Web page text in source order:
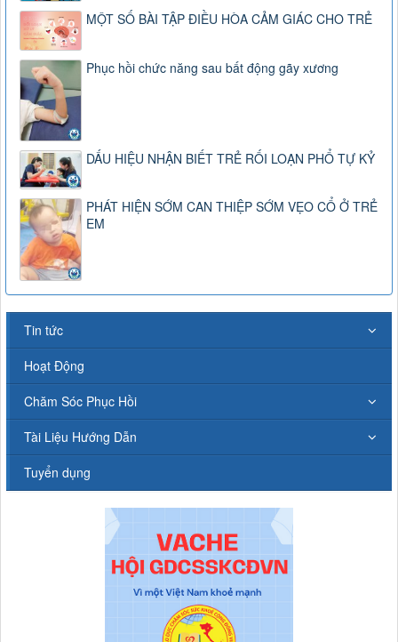
MỘT SỐ BÀI TẬP ĐIỀU HÒA CẢM GIÁC CHO TRẺ
Phục hồi chức năng sau bất động gãy xương
DẤU HIỆU NHẬN BIẾT TRẺ RỐI LOẠN PHỔ TỰ KỶ
PHÁT HIỆN SỚM CAN THIỆP SỚM VẸO CỔ Ở TRẺ
EM
Tin tức
Hoạt Động
Chăm Sóc Phục Hồi
Tài Liệu Hướng Dẫn
Tuyển dụng